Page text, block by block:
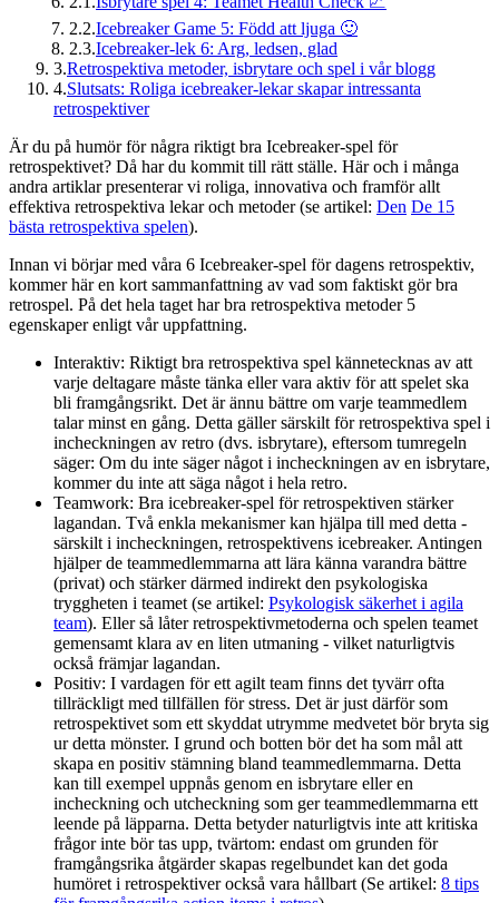
2.2.Icebreaker Game 5: Född att ljuga 🙂
2.3.Icebreaker-lek 6: Arg, ledsen, glad
3.Retrospektiva metoder, isbrytare och spel i vår blogg
4.Slutsats: Roliga icebreaker-lekar skapar intressanta
retrospektiver
Är du på humör för några riktigt bra Icebreaker-spel för
retrospektivet? Då har du kommit till rätt ställe. Här och i många
andra artiklar presenterar vi roliga, innovativa och framför allt
effektiva retrospektiva lekar och metoder (se artikel: Den De 15
bästa retrospektiva spelen).
Innan vi börjar med våra 6 Icebreaker-spel för dagens retrospektiv,
kommer här en kort sammanfattning av vad som faktiskt gör bra
retrospel. På det hela taget har bra retrospektiva metoder 5
egenskaper enligt vår uppfattning.
Interaktiv: Riktigt bra retrospektiva spel kännetecknas av att
varje deltagare måste tänka eller vara aktiv för att spelet ska
bli framgångsrikt. Det är ännu bättre om varje teammedlem
talar minst en gång. Detta gäller särskilt för retrospektiva spel i
incheckningen av retro (dvs. isbrytare), eftersom tumregeln
säger: Om du inte säger något i incheckningen av en isbrytare,
kommer du inte att säga något i hela retro.
Teamwork: Bra icebreaker-spel för retrospektiven stärker
lagandan. Två enkla mekanismer kan hjälpa till med detta -
särskilt i incheckningen, retrospektivens icebreaker. Antingen
hjälper de teammedlemmarna att lära känna varandra bättre
(privat) och stärker därmed indirekt den psykologiska
tryggheten i teamet (se artikel: Psykologisk säkerhet i agila
team). Eller så låter retrospektivmetoderna och spelen teamet
gemensamt klara av en liten utmaning - vilket naturligtvis
också främjar lagandan.
Positiv: I vardagen för ett agilt team finns det tyvärr ofta
tillräckligt med tillfällen för stress. Det är just därför som
retrospektivet som ett skyddat utrymme medvetet bör bryta sig
ur detta mönster. I grund och botten bör det ha som mål att
skapa en positiv stämning bland teammedlemmarna. Detta
kan till exempel uppnås genom en isbrytare eller en
incheckning och utcheckning som ger teammedlemmarna ett
leende på läpparna. Detta betyder naturligtvis inte att kritiska
frågor inte bör tas upp, tvärtom: endast om grunden för
framgångsrika åtgärder skapas regelbundet kan det goda
humöret i retrospektiver också vara hållbart (Se artikel: 8 tips